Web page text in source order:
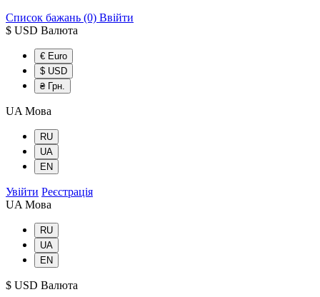
Список бажань (0) Ввійти
$ USD Валюта
€ Euro
$ USD
₴ Грн.
UA Мова
RU
UA
EN
Увійти Реєстрація
UA Мова
RU
UA
EN
$ USD Валюта